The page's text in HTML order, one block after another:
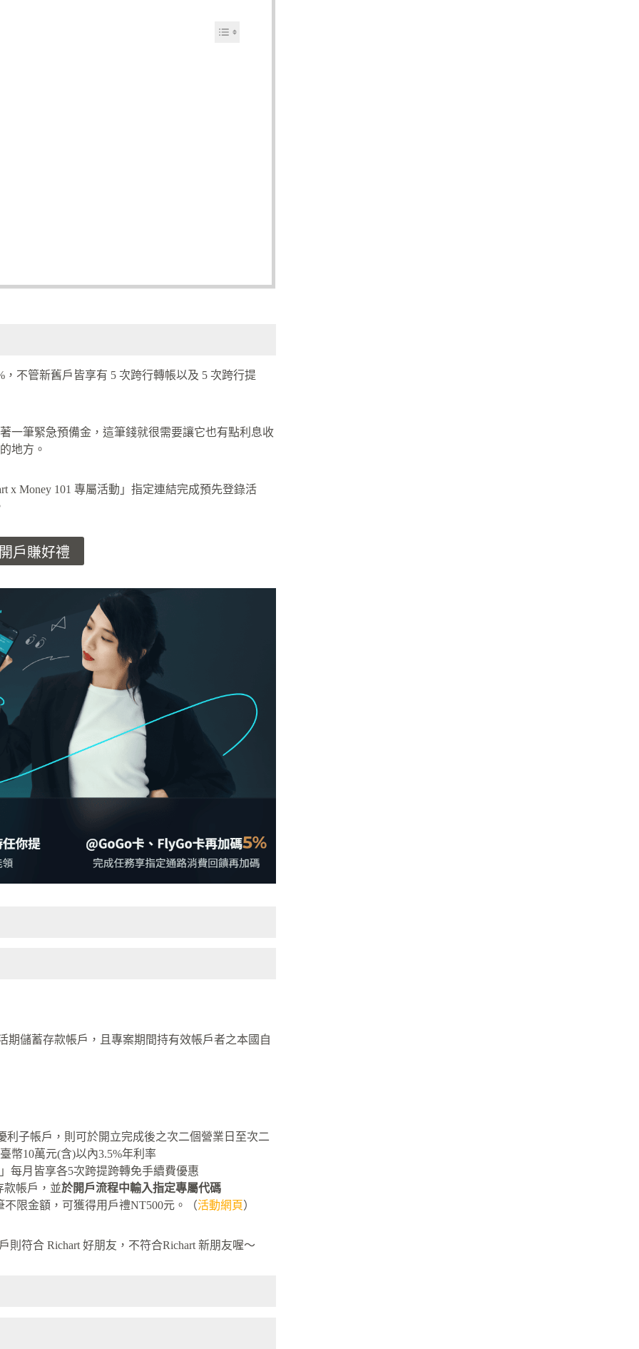
不管新舊戶皆享有 5 次跨行轉帳以及 5 次跨行提
一筆緊急預備金，這筆錢就很需要讓它也有點利息收
地方。
x Money 101 專屬活動」指定連結完成預先登錄活
戶賺好禮
期儲蓄存款帳戶，且專案期間持有效帳戶者之本國自
利子帳戶，則可於開立完成後之次二個營業日至次二
幣10萬元(含)以內3.5%年利率
每月皆享各5次跨提跨轉免手續費優惠
款帳戶，並於開戶流程中輸入指定專屬代碼
限金額，可獲得用戶禮NT500元。（活動網頁）
則符合 Richart 好朋友，不符合Richart 新朋友喔～